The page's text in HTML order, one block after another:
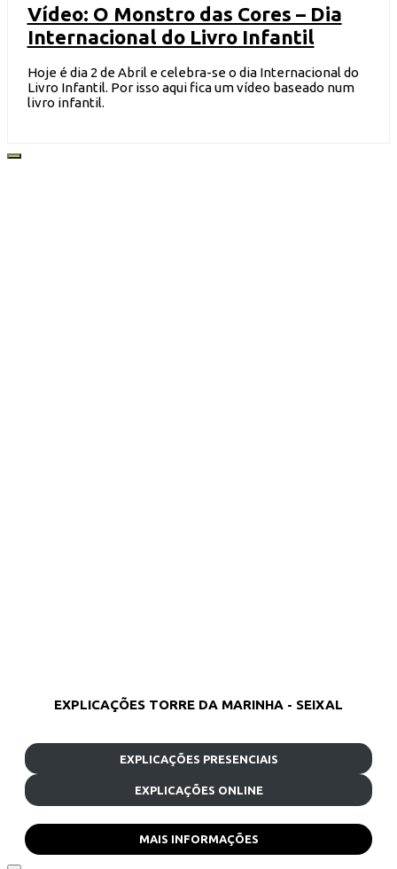
Vídeo: O Monstro das Cores – Dia
Internacional do Livro Infantil
Hoje é dia 2 de Abril e celebra-se o dia Internacional do
Livro Infantil. Por isso aqui fica um vídeo baseado num
livro infantil.
EXPLICAÇÕES TORRE DA MARINHA - SEIXAL
EXPLICAÇÕES PRESENCIAIS
EXPLICAÇÕES ONLINE
MAIS INFORMAÇÕES